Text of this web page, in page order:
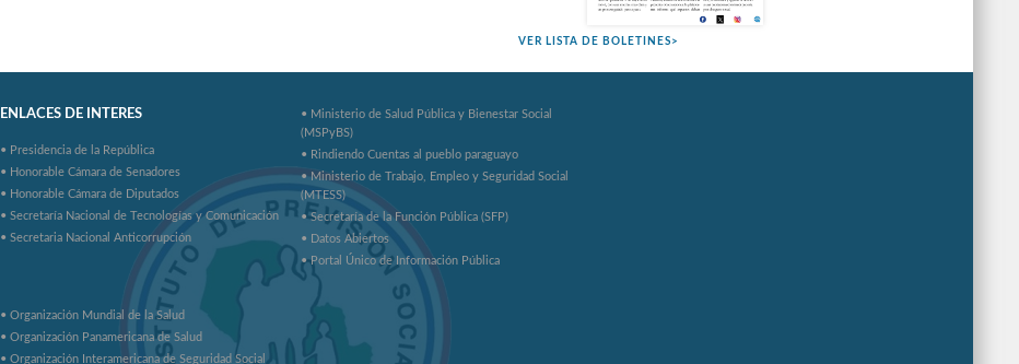
VER LISTA DE BOLETINES>
ENLACES DE INTERES
• Presidencia de la República
• Honorable Cámara de Senadores
• Honorable Cámara de Diputados
• Secretaría Nacional de Tecnologías y Comunicación
• Secretaria Nacional Anticorrupción
• Ministerio de Salud Pública y Bienestar Social
(MSPyBS)
• Rindiendo Cuentas al pueblo paraguayo
• Ministerio de Trabajo, Empleo y Seguridad Social
(MTESS)
• Secretaría de la Función Pública (SFP)
• Datos Abiertos
• Portal Único de Información Pública
• Organización Mundial de la Salud
• Organización Panamericana de Salud
• Organización Interamericana de Seguridad Social